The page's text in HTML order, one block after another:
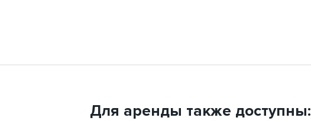
Для аренды также доступны: